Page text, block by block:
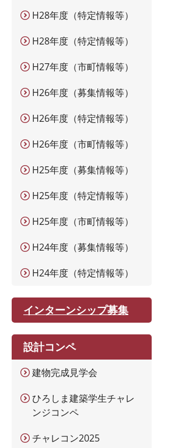
H28年度（特定情報等）
H28年度（特定情報等）
H27年度（市町情報等）
H26年度（募集情報等）
H26年度（特定情報等）
H26年度（市町情報等）
H25年度（募集情報等）
H25年度（特定情報等）
H25年度（市町情報等）
H24年度（募集情報等）
H24年度（特定情報等）
インターンシップ募集
設計コンペ
建物完成見学会
ひろしま建築学生チャレ
ンジコンペ
チャレコン2025